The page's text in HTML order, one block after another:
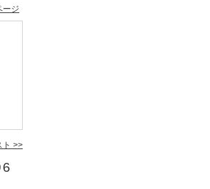
ージ
ト >>